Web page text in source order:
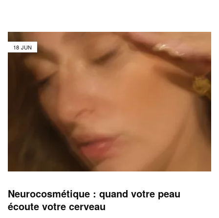
18 JUN
Neurocosmétique : quand votre peau
écoute votre cerveau